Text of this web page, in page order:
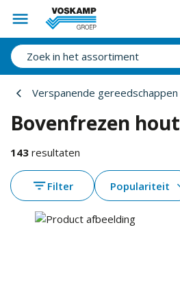
Verspanende gereedschappen
Bovenfrezen hout
143 resultaten
Filter Populariteit